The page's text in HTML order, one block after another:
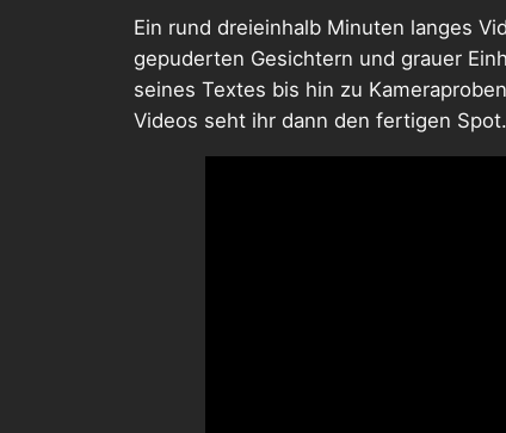
Ein rund dreieinhalb Minuten langes
gepuderten Gesichtern und grauer
seines Textes bis hin zu
Videos seht ihr dann den fertigen Spot.